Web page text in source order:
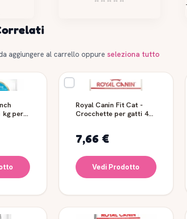
aggiungere al carrello oppure seleziona tutto
kg per
Royal Canin Fit Cat -
Crocchette per gatti 400
7,66 €
Vedi Prodotto